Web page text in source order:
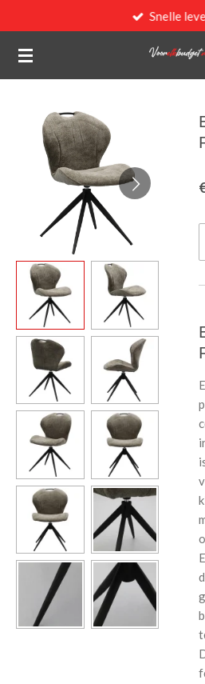
direct
naar
Snelle